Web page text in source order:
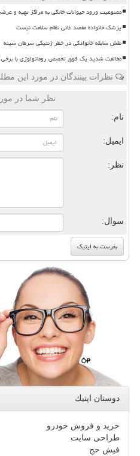
ممنوعیت ورود حیوانات خانگی به مراکز تهیه و
پزشک خانواده مقصد غائی نظام سلامت نیست
نقش سابقه خانوادگی در خطر ژنتیکی سرطان سینه
مخالفت شدید یک فوق تخصص روماتولوژی با برخی
نظرات بینندگان در مورد این
نظر شما در
نام:
ایمیل:
نظر:
سوال:
دوستان اپتیك
خرید و فروش خودرو
طراحی سایت
فیش حج